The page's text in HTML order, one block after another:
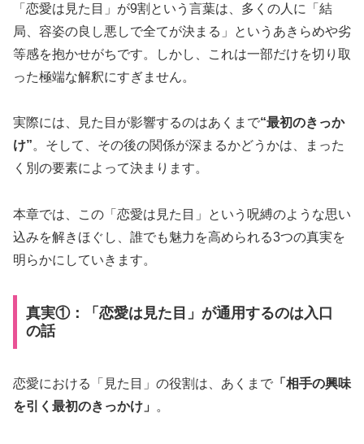
「恋愛は見た目」が9割という言葉は、多くの人に「結
局、容姿の良し悪しで全てが決まる」というあきらめや劣
等感を抱かせがちです。しかし、これは一部だけを切り取
った極端な解釈にすぎません。
実際には、見た目が影響するのはあくまで“最初のきっか
け”。そして、その後の関係が深まるかどうかは、まった
く別の要素によって決まります。
本章では、この「恋愛は見た目」という呪縛のような思い
込みを解きほぐし、誰でも魅力を高められる3つの真実を
明らかにしていきます。
真実①：「恋愛は見た目」が通用するのは入口
の話
恋愛における「見た目」の役割は、あくまで 「相手の興味
を引く最初のきっかけ」
。